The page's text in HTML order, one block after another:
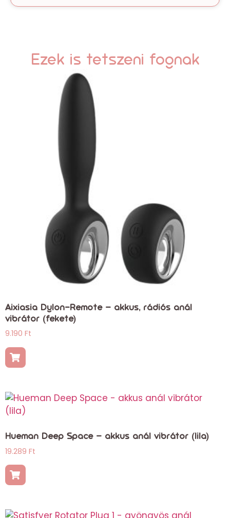
Ezek is tetszeni fognak
Aixiasia Dylon-Remote – akkus, rádiós anál
vibrátor (fekete)
9.190 Ft
Hueman Deep Space – akkus anál vibrátor (lila)
19.289 Ft